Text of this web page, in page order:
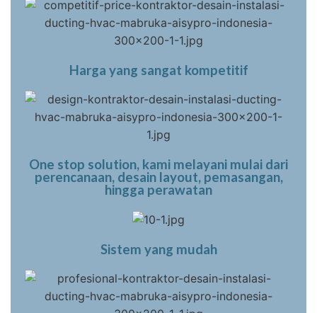
Harga yang sangat kompetitif
One stop solution, kami melayani mulai dari
perencanaan, desain layout, pemasangan,
hingga perawatan
Sistem yang mudah